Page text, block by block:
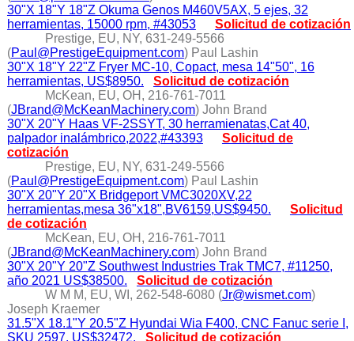
30"X 18"Y 18"Z Okuma Genos M460V5AX, 5 ejes, 32
herramientas, 15000 rpm, #43053
Solicitud de cotización
Prestige, EU, NY, 631-249-5566
(Paul@PrestigeEquipment.com) Paul Lashin
30"X 18"Y 22"Z Fryer MC-10, Copact, mesa 14"50", 16
herramientas, US$8950.
Solicitud de cotización
McKean, EU, OH, 216-761-7011
(JBrand@McKeanMachinery.com) John Brand
30"X 20"Y Haas VF-2SSYT, 30 herramienatas,Cat 40,
palpador inalámbrico,2022,#43393
Solicitud de
cotización
Prestige, EU, NY, 631-249-5566
(Paul@PrestigeEquipment.com) Paul Lashin
30"X 20"Y 20"X Bridgeport VMC3020XV,22
herramientas,mesa 36"x18",BV6159,US$9450.
Solicitud
de cotización
McKean, EU, OH, 216-761-7011
(JBrand@McKeanMachinery.com) John Brand
30"X 20"Y 20"Z Southwest Industries Trak TMC7, #11250,
año 2021 US$38500.
Solicitud de cotización
W M M, EU, WI, 262-548-6080 (Jr@wismet.com)
Joseph Kraemer
31.5"X 18.1"Y 20.5"Z Hyundai Wia F400, CNC Fanuc serie I,
SKU 2597, US$32472.
Solicitud de cotización